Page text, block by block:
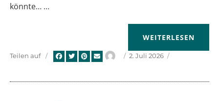
könnte… …
„EXTRAWURST.“
WEITERLESEN
AutorVeröffentlicht
2. Juli 2026
Teilen auf